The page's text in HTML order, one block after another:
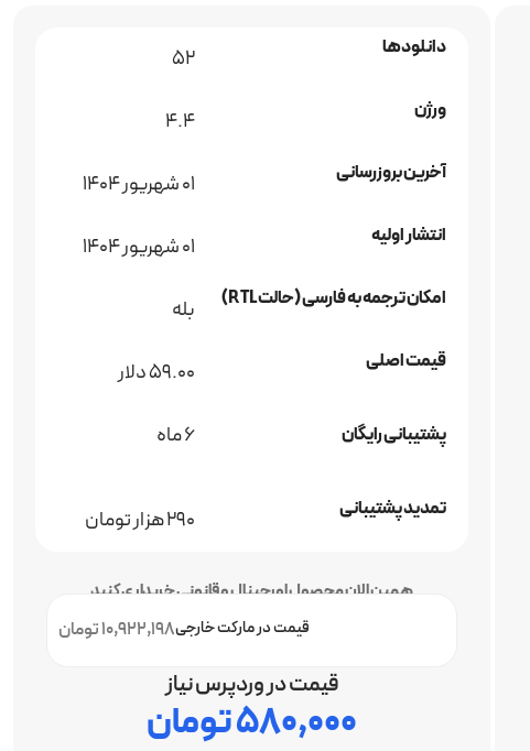
دانلودها 52
ورژن 4.4
آخرین بروزرسانی 01 شهریور 1404
انتشار اولیه 01 شهریور 1404
امکان ترجمه به فارسی (حالت RTL) بله
قیمت اصلی 59.00 دلار
پشتیبانی رایگان 6 ماه
تمدید پشتیبانی 290 هزار تومان
همین الان محصول اورجینال و قانونی خریداری کنید
10,922,198 تومانقیمت در مارکت خارجی
قیمت در وردپرس نیاز
۵۸۰,۰۰۰تومان